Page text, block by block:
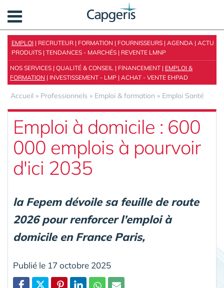
EMPLOI | RECRUTEUR | FORMATION | FOURNISSEURS | AGENDA | ACTU
PRODUITS | TENDANCES - MARCHÉS | REVENTE LMNP
NOS SERVICES | QUALITÉ & CONSEIL | FINANCEMENT | EMPLOI &
FORMATION | INVESTISSEMENT - LMP | ACHAT - VENTE EHPAD
Accueil » Professionnels » Emploi & formation » Emploi Santé
Emploi à domicile : 600
000 emplois à pourvoir
d'ici 2035
la Fepem dévoile sa feuille de route
2026 pour renforcer l’emploi à
domicile en France Paris,
Publié le 17 octobre 2025
Panneau de gestion des cookies